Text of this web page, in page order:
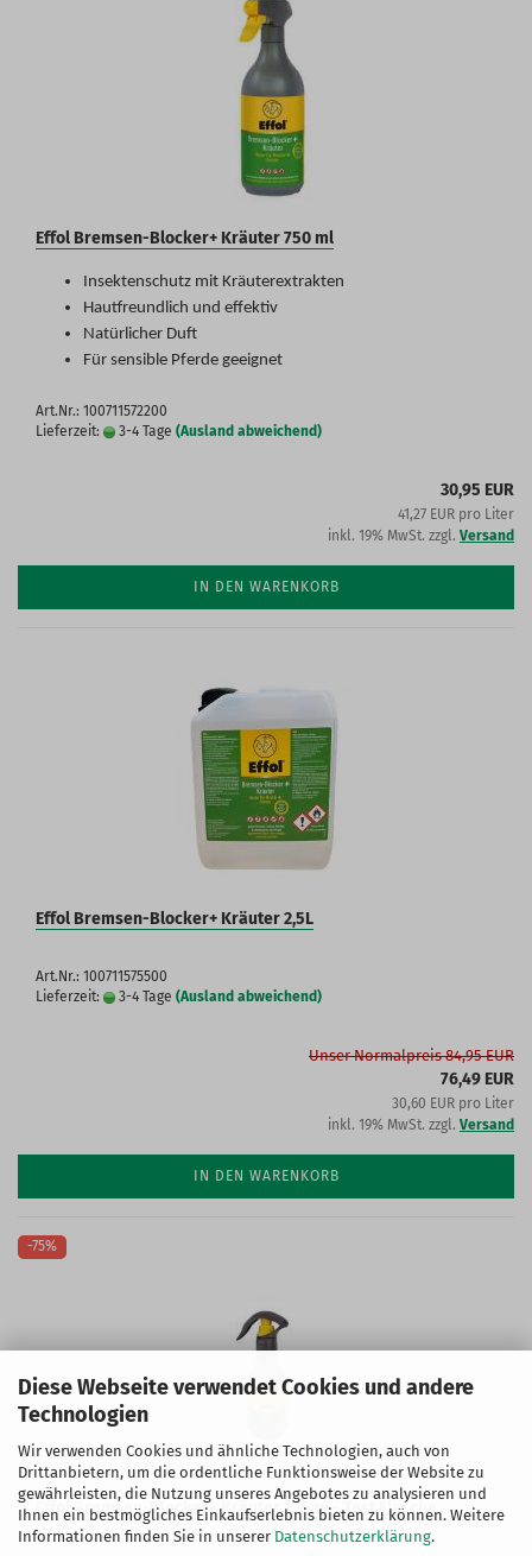
Diese Webseite verwendet Cookies und andere
Technologien
Wir verwenden Cookies und ähnliche Technologien, auch von
Drittanbietern, um die ordentliche Funktionsweise der Website zu
gewährleisten, die Nutzung unseres Angebotes zu analysieren und
Ihnen ein bestmögliches Einkaufserlebnis bieten zu können. Weitere
Informationen finden Sie in unserer Datenschutzerklärung.
Effol Bremsen-Blocker+ Kräuter 750 ml
Insektenschutz mit Kräuterextrakten
Hautfreundlich und effektiv
Natürlicher Duft
Für sensible Pferde geeignet
Art.Nr.: 100711572200
Lieferzeit:
3-4 Tage (Ausland abweichend)
30,95 EUR
41,27 EUR pro Liter
inkl. 19% MwSt. zzgl. Versand
IN DEN WARENKORB
Effol Bremsen-Blocker+ Kräuter 2,5L
Art.Nr.: 100711575500
Lieferzeit:
3-4 Tage (Ausland abweichend)
Unser Normalpreis 84,95 EUR
76,49 EUR
30,60 EUR pro Liter
inkl. 19% MwSt. zzgl. Versand
IN DEN WARENKORB
-75%
Effol Bremsen-Blocker+ Kräuter 125ml - Test Flasche